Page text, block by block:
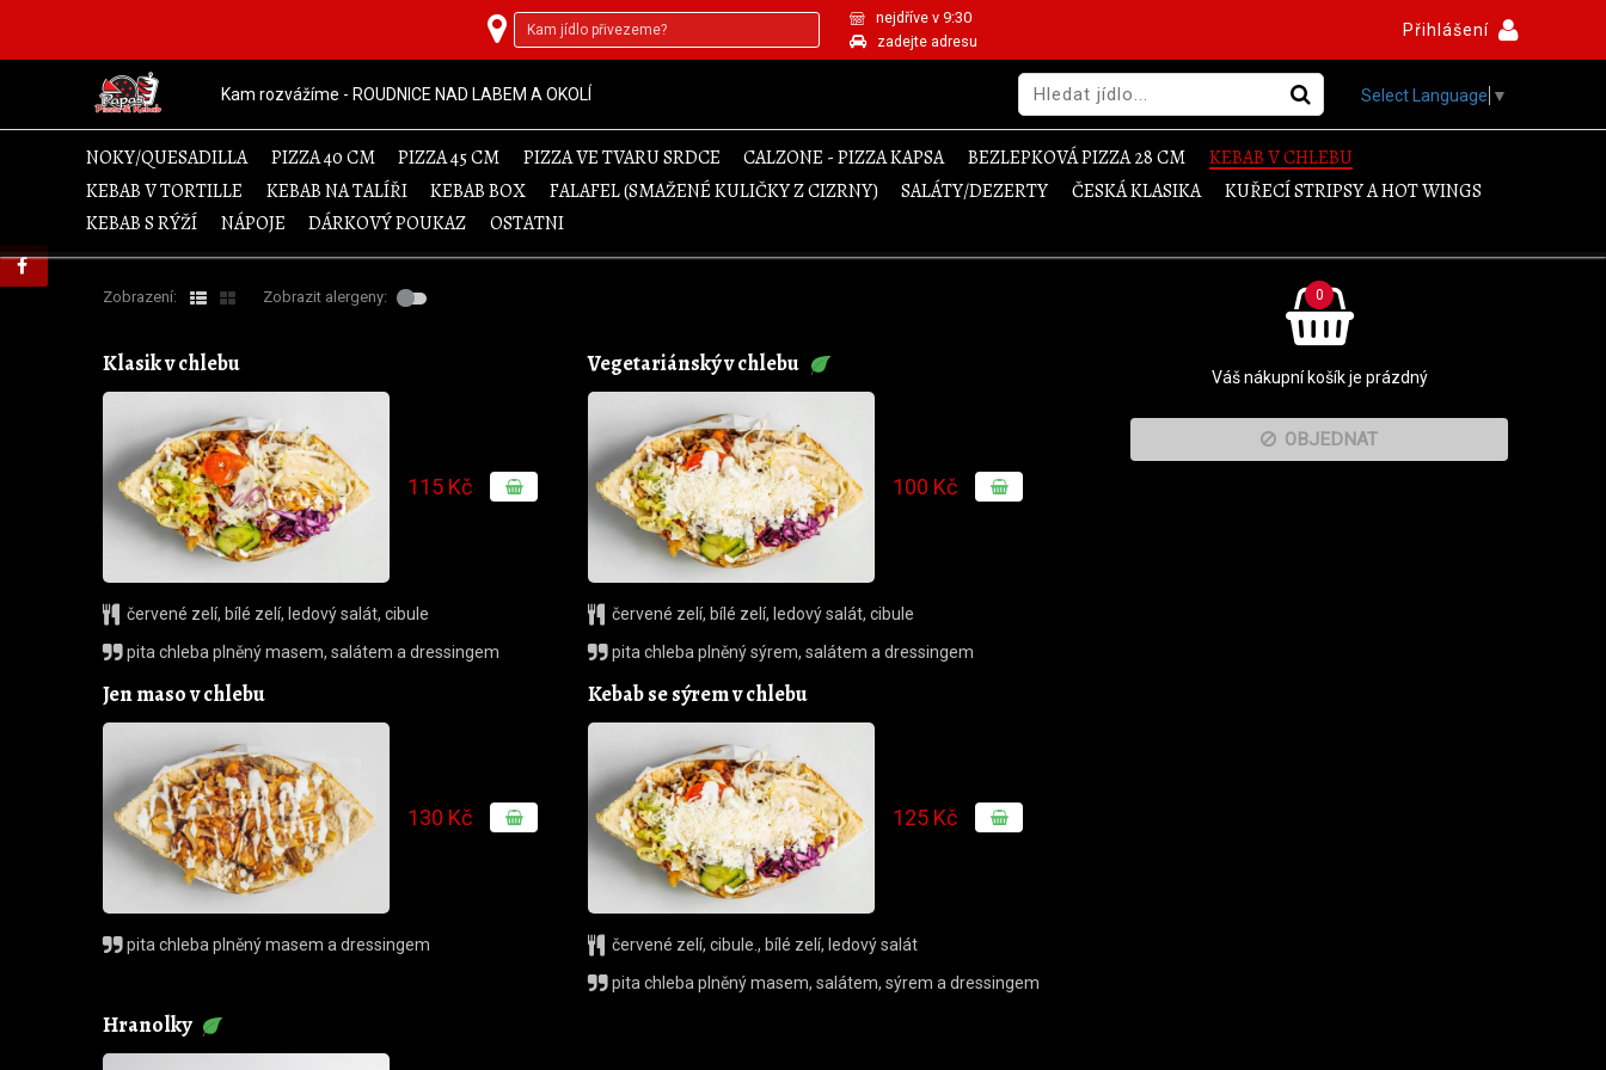
nejdříve v 9:30
zadejte adresu
Přihlášení
Kam rozvážíme - ROUDNICE NAD LABEM A OKOLÍ Select Language ▼
NOKY/QUESADILLA PIZZA 40 CM PIZZA 45 CM PIZZA VE TVARU SRDCE CALZONE - PIZZA KAPSA BEZLEPKOVÁ PIZZA 28 CM
KEBAB V CHLEBU
KEBAB V TORTILLE
KEBAB NA TALÍŘI KEBAB BOX FALAFEL (SMAŽENÉ KULIČKY Z CIZRNY) SALÁTY/DEZERTY ČESKÁ KLASIKA
KUŘECÍ STRIPSY A HOT WINGS
KEBAB S RÝŽÍ
NÁPOJE DÁRKOVÝ POUKAZ OSTATNI
Zobrazení: Zobrazit alergeny:
Klasik v chlebu
115 Kč
červené zelí, bílé zelí, ledový salát, cibule
pita chleba plněný masem, salátem a dressingem
Vegetariánský v chlebu
100 Kč
červené zelí, bílé zelí, ledový salát, cibule
pita chleba plněný sýrem, salátem a dressingem
Jen maso v chlebu
130 Kč
pita chleba plněný masem a dressingem
Kebab se sýrem v chlebu
125 Kč
červené zelí, cibule. , bílé zelí, ledový salát
pita chleba plněný masem, salátem, sýrem a dressingem
Hranolky
0
Váš nákupní košík je prázdný
OBJEDNAT